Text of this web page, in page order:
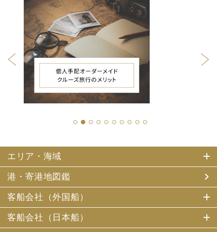
1 2 3 4 5 6 7 8 9 10
エリア・海域
港・寄港地図鑑
客船会社（外国船）
客船会社（日本船）